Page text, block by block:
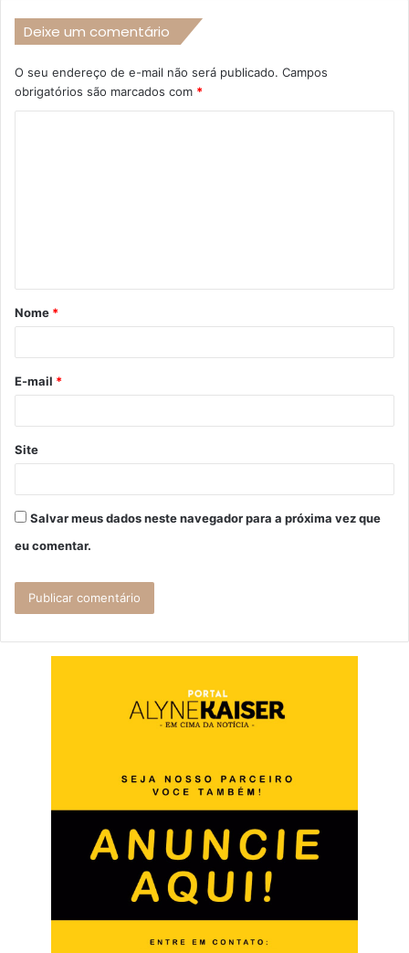
Deixe um comentário
O seu endereço de e-mail não será publicado. Campos
obrigatórios são marcados com *
á
r
*
Nome *
E-mail *
Site
Salvar meus dados neste navegador para a próxima vez que
eu comentar.